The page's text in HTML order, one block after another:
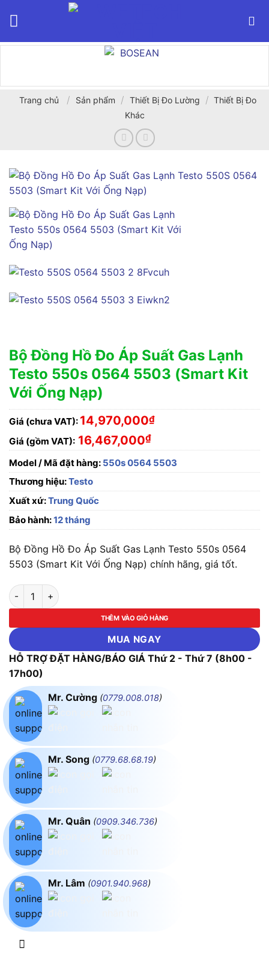
Trang chủ / Sản phẩm / Thiết Bị Đo Lường / Thiết Bị Đo
Khác
Bộ Đồng Hồ Đo Áp Suất Gas Lạnh
Testo 550s 0564 5503 (Smart Kit
Với Ống Nạp)
Giá (chưa VAT): 14,970,000₫
Giá (gồm VAT): 16,467,000₫
Model / Mã đặt hàng: 550s 0564 5503
Thương hiệu:Testo
Xuất xứ:Trung Quốc
Bảo hành:12 tháng
Bộ Đồng Hồ Đo Áp Suất Gas Lạnh Testo 550s 0564
5503 (Smart Kit Với Ống Nạp) chính hãng, giá tốt.
Bộ Đồng Hồ Đo Áp Suất Gas Lạnh Testo 550s 0564 5503
THÊM VÀO GIỎ HÀNG
MUA NGAY
HỖ TRỢ ĐẶT HÀNG/BÁO GIÁ Thứ 2 - Thứ 7 (8h00 -
17h00)
Mr. Cường (0779.008.018)
Mr. Song (0779.68.68.19)
Mr. Quân (0909.346.736)
Mr. Lâm (0901.940.968)